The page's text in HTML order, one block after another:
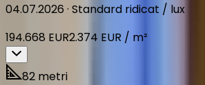
04.07.2026 · Standard ridicat / lux
194.668 EUR2.374 EUR / m²
82 metri